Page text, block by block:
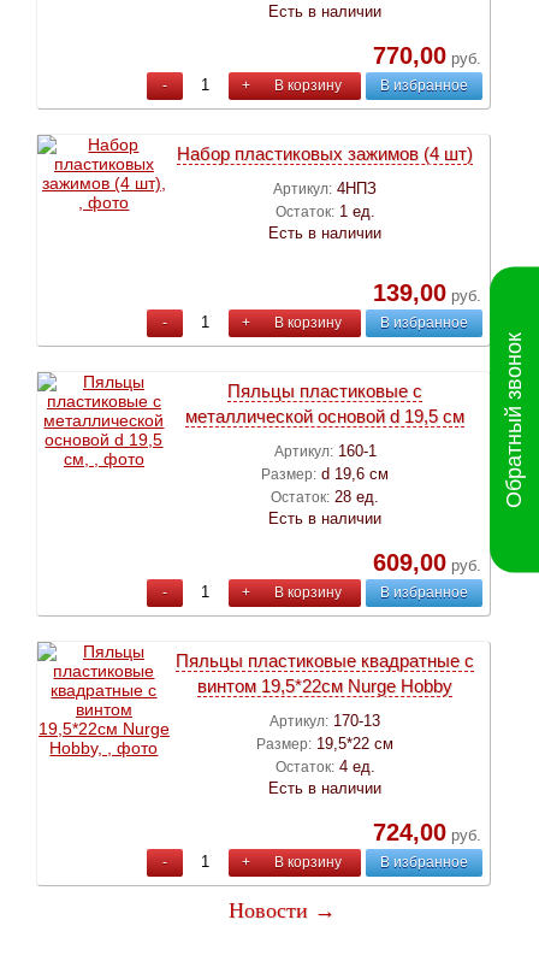
Есть в наличии
770,00руб.
- + В корзину В избранное
Набор пластиковых зажимов (4 шт)
Артикул: 4НПЗ
Остаток: 1 ед.
Есть в наличии
139,00руб.
- + В корзину В избранное
Пяльцы пластиковые с
металлической основой d 19,5 см
Артикул: 160-1
Размер: d 19,6 см
Остаток: 28 ед.
Есть в наличии
609,00руб.
- + В корзину В избранное
Пяльцы пластиковые квадратные с
винтом 19,5*22см Nurge Hobby
Артикул: 170-13
Размер: 19,5*22 см
Остаток: 4 ед.
Есть в наличии
724,00руб.
- + В корзину В избранное
Новости →
Обратный звонок